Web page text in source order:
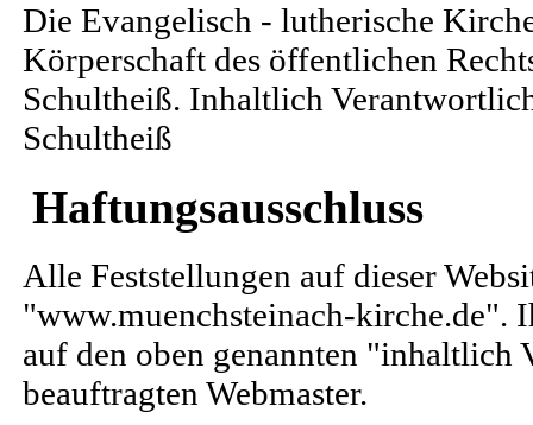
Die Evangelisch - lutherische
Körperschaft des öffentlichen
Schultheiß. Inhaltlich
Schultheiß
Haftungsausschluss
Alle Feststellungen auf dieser
"www.muenchsteinach-kirche.de".
auf den oben genannten
beauftragten Webmaster.